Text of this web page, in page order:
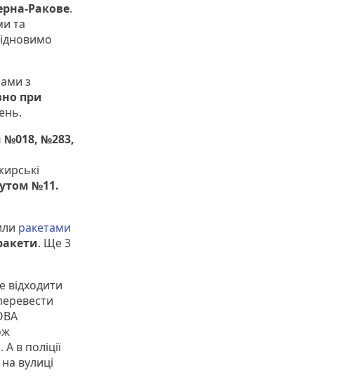
Ракове.
та
з
при
№018, №283,
№11.
ракетами
. Ще 3
відходити
А в поліції
вулиці